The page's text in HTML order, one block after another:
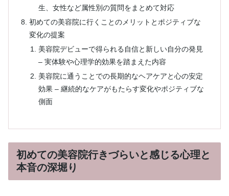
生、女性など属性別の質問をまとめて対応
初めての美容院に行くことのメリットとポジティブな
変化の提案
美容院デビューで得られる自信と新しい自分の発見
– 実体験や心理学的効果を踏まえた内容
美容院に通うことでの長期的なヘアケアと心の安定
効果 – 継続的なケアがもたらす変化やポジティブな
側面
初めての美容院行きづらいと感じる心理と
本音の深堀り